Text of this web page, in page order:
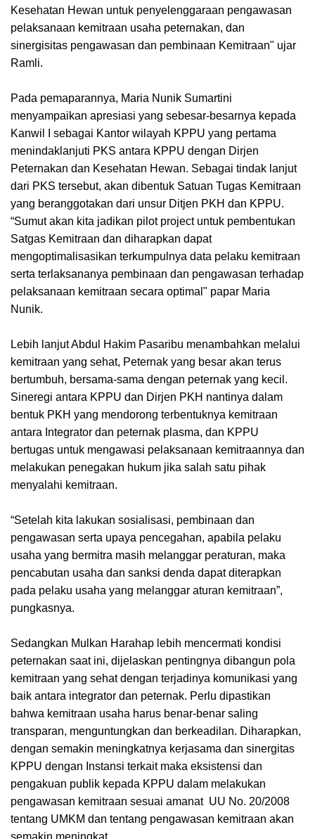
Kesehatan Hewan untuk penyelenggaraan pengawasan
pelaksanaan kemitraan usaha peternakan, dan
sinergisitas pengawasan dan pembinaan Kemitraan" ujar
Ramli.
Pada pemaparannya, Maria Nunik Sumartini
menyampaikan apresiasi yang sebesar-besarnya kepada
Kanwil I sebagai Kantor wilayah KPPU yang pertama
menindaklanjuti PKS antara KPPU dengan Dirjen
Peternakan dan Kesehatan Hewan. Sebagai tindak lanjut
dari PKS tersebut, akan dibentuk Satuan Tugas Kemitraan
yang beranggotakan dari unsur Ditjen PKH dan KPPU.
“Sumut akan kita jadikan pilot project untuk pembentukan
Satgas Kemitraan dan diharapkan dapat
mengoptimalisasikan terkumpulnya data pelaku kemitraan
serta terlaksananya pembinaan dan pengawasan terhadap
pelaksanaan kemitraan secara optimal" papar Maria
Nunik.
Lebih lanjut Abdul Hakim Pasaribu menambahkan melalui
kemitraan yang sehat, Peternak yang besar akan terus
bertumbuh, bersama-sama dengan peternak yang kecil.
Sineregi antara KPPU dan Dirjen PKH nantinya dalam
bentuk PKH yang mendorong terbentuknya kemitraan
antara Integrator dan peternak plasma, dan KPPU
bertugas untuk mengawasi pelaksanaan kemitraannya dan
melakukan penegakan hukum jika salah satu pihak
menyalahi kemitraan.
“Setelah kita lakukan sosialisasi, pembinaan dan
pengawasan serta upaya pencegahan, apabila pelaku
usaha yang bermitra masih melanggar peraturan, maka
pencabutan usaha dan sanksi denda dapat diterapkan
pada pelaku usaha yang melanggar aturan kemitraan”,
pungkasnya.
Sedangkan Mulkan Harahap lebih mencermati kondisi
peternakan saat ini, dijelaskan pentingnya dibangun pola
kemitraan yang sehat dengan terjadinya komunikasi yang
baik antara integrator dan peternak. Perlu dipastikan
bahwa kemitraan usaha harus benar-benar saling
transparan, menguntungkan dan berkeadilan. Diharapkan,
dengan semakin meningkatnya kerjasama dan sinergitas
KPPU dengan Instansi terkait maka eksistensi dan
pengakuan publik kepada KPPU dalam melakukan
pengawasan kemitraan sesuai amanat UU No. 20/2008
tentang UMKM dan tentang pengawasan kemitraan akan
semakin meningkat.